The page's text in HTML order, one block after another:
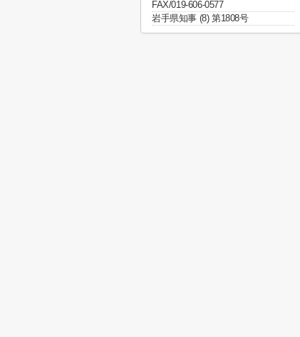
FAX/019-606-0577
岩手県知事 (8) 第1808号